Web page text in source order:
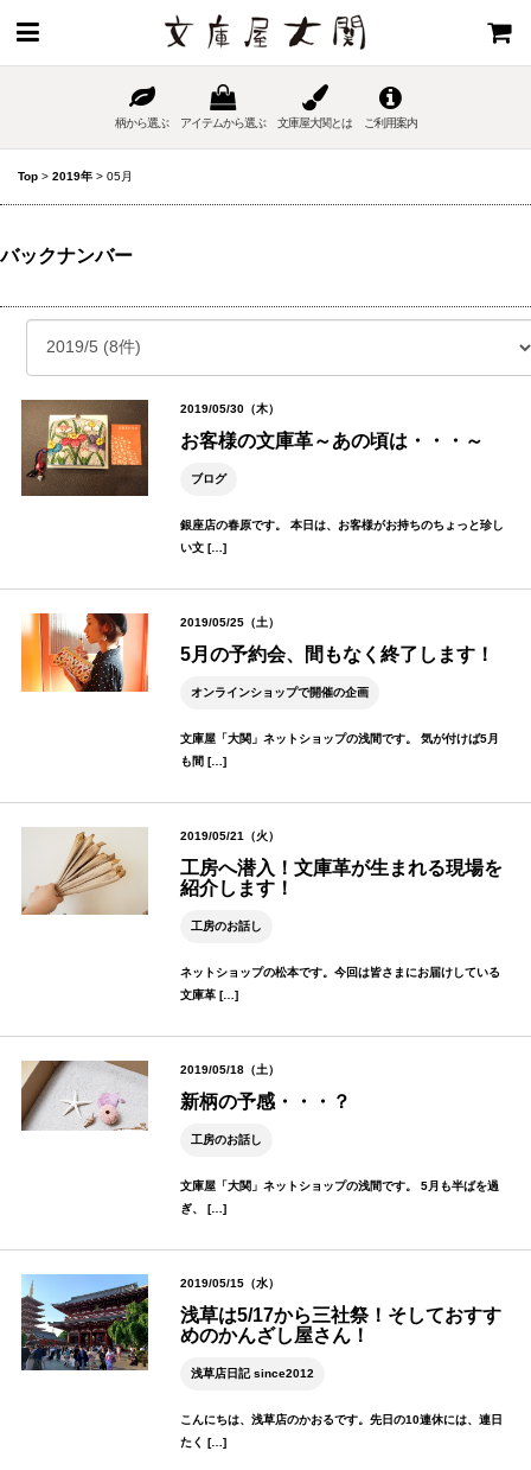
柄から選ぶ アイテムから選ぶ 文庫屋大関とは ご利用案内
Top > 2019年 > 05月
バックナンバー
2019/05/30（木）
お客様の文庫革～あの頃は・・・～
ブログ
銀座店の春原です。 本日は、お客様がお持ちのちょっと珍し
い文 […]
2019/05/25（土）
5月の予約会、間もなく終了します！
オンラインショップで開催の企画
文庫屋「大関」ネットショップの浅間です。 気が付けば5月
も間 […]
2019/05/21（火）
工房へ潜入！文庫革が生まれる現場を
紹介します！
工房のお話し
ネットショップの松本です。今回は皆さまにお届けしている
文庫革 […]
2019/05/18（土）
新柄の予感・・・？
工房のお話し
文庫屋「大関」ネットショップの浅間です。 5月も半ばを過
ぎ、 […]
2019/05/15（水）
浅草は5/17から三社祭！そしておすす
めのかんざし屋さん！
浅草店日記 since2012
こんにちは、浅草店のかおるです。先日の10連休には、連日
たく […]